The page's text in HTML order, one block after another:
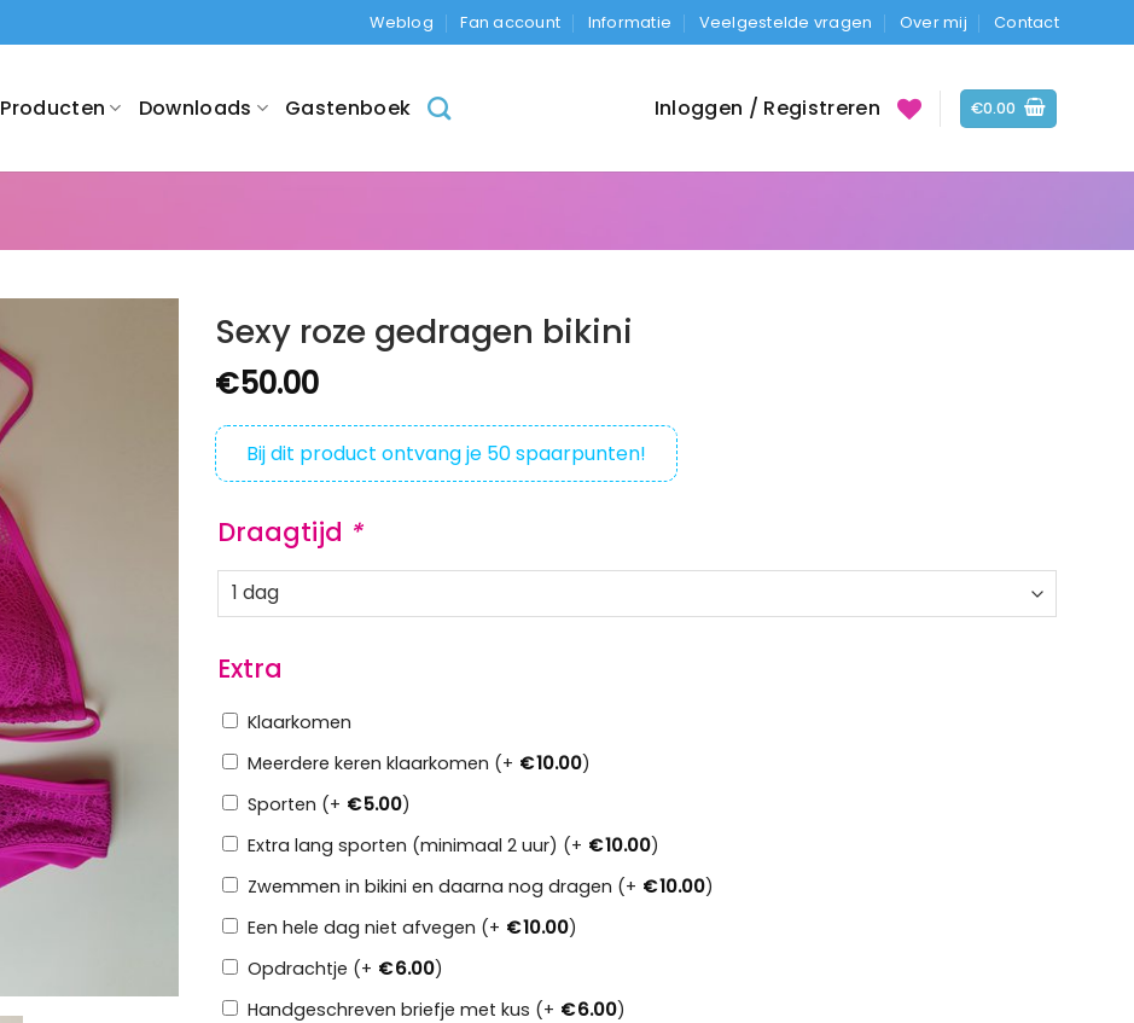
Weblog Fan account Informatie Veelgestelde vragen Over mij Contact
Producten Downloads Gastenboek Inloggen / Registreren €0.00
Sexy roze gedragen bikini
€50.00
Bij dit product ontvang je 50spaarpunten!
Draagtijd *
Extra
Klaarkomen
Meerdere keren klaarkomen (+ €10.00)
Sporten (+ €5.00)
Extra lang sporten (minimaal 2 uur) (+ €10.00)
Zwemmen in bikini en daarna nog dragen (+ €10.00)
Een hele dag niet afvegen (+ €10.00)
Opdrachtje (+ €6.00)
Handgeschreven briefje met kus (+ €6.00)